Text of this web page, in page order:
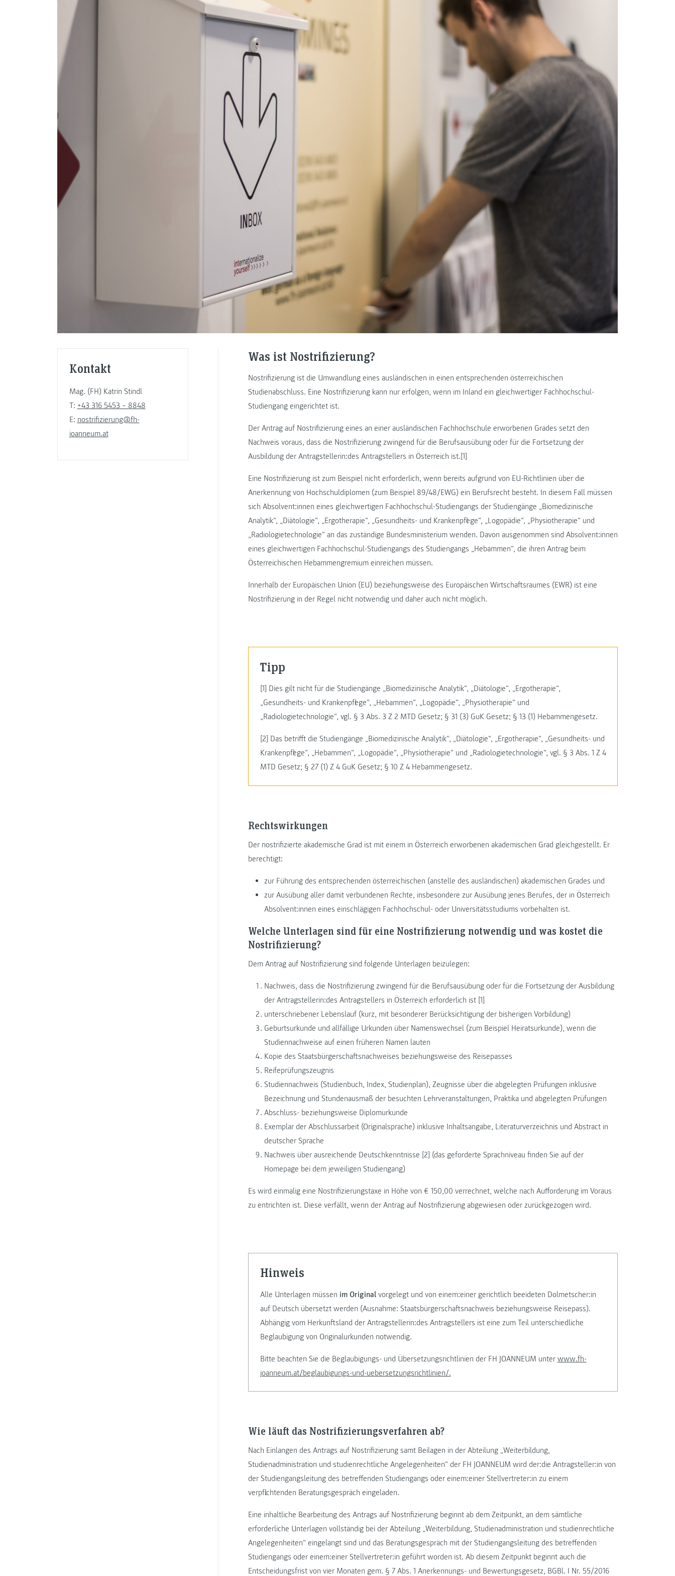
Kontakt
Mag. (FH) Katrin Stindl
T: +43 316 5453 – 8848
E: nostrifizierung@fh-
joanneum.at
Was ist Nostrifizierung?
Nostrifizierung ist die Umwandlung eines ausländischen in einen entsprechenden österreichischen
Studienabschluss. Eine Nostrifizierung kann nur erfolgen, wenn im Inland ein gleichwertiger Fachhochschul-
Studiengang eingerichtet ist.
Der Antrag auf Nostrifizierung eines an einer ausländischen Fachhochschule erworbenen Grades setzt den
Nachweis voraus, dass die Nostrifizierung zwingend für die Berufsausübung oder für die Fortsetzung der
Ausbildung der Antragstellerin:des Antragstellers in Österreich ist.[1]
Eine Nostrifizierung ist zum Beispiel nicht erforderlich, wenn bereits aufgrund von EU-Richtlinien über die
Anerkennung von Hochschuldiplomen (zum Beispiel 89/48/EWG) ein Berufsrecht besteht. In diesem Fall müssen
sich Absolvent:innen eines gleichwertigen Fachhochschul-Studiengangs der Studiengänge „Biomedizinische
Analytik“, „Diätologie“, „Ergotherapie“, „Gesundheits- und Krankenpflege“, „Logopädie“, „Physiotherapie“ und
„Radiologietechnologie“ an das zuständige Bundesministerium wenden. Davon ausgenommen sind Absolvent:innen
eines gleichwertigen Fachhochschul-Studiengangs des Studiengangs „Hebammen“, die ihren Antrag beim
Österreichischen Hebammengremium einreichen müssen.
Innerhalb der Europäischen Union (EU) beziehungsweise des Europäischen Wirtschaftsraumes (EWR) ist eine
Nostrifizierung in der Regel nicht notwendig und daher auch nicht möglich.
Tipp
[1] Dies gilt nicht für die Studiengänge „Biomedizinische Analytik“, „Diätologie“, „Ergotherapie“,
„Gesundheits- und Krankenpflege“, „Hebammen“, „Logopädie“, „Physiotherapie“ und
„Radiologietechnologie“, vgl. § 3 Abs. 3 Z 2 MTD Gesetz; § 31 (3) GuK Gesetz; § 13 (1) Hebammengesetz.
[2] Das betrifft die Studiengänge „Biomedizinische Analytik“, „Diätologie“, „Ergotherapie“, „Gesundheits- und
Krankenpflege“, „Hebammen“, „Logopädie“, „Physiotherapie“ und „Radiologietechnologie“, vgl. § 3 Abs. 1 Z 4
MTD Gesetz; § 27 (1) Z 4 GuK Gesetz; § 10 Z 4 Hebammengesetz.
Rechtswirkungen
Der nostrifizierte akademische Grad ist mit einem in Österreich erworbenen akademischen Grad gleichgestellt. Er
berechtigt:
zur Führung des entsprechenden österreichischen (anstelle des ausländischen) akademischen Grades und
zur Ausübung aller damit verbundenen Rechte, insbesondere zur Ausübung jenes Berufes, der in Österreich
Absolvent:innen eines einschlägigen Fachhochschul- oder Universitätsstudiums vorbehalten ist.
Welche Unterlagen sind für eine Nostrifizierung notwendig und was kostet die
Nostrifizierung?
Dem Antrag auf Nostrifizierung sind folgende Unterlagen beizulegen:
Nachweis, dass die Nostrifizierung zwingend für die Berufsausübung oder für die Fortsetzung der Ausbildung
der Antragstellerin:des Antragstellers in Österreich erforderlich ist [1]
unterschriebener Lebenslauf (kurz, mit besonderer Berücksichtigung der bisherigen Vorbildung)
Geburtsurkunde und allfällige Urkunden über Namenswechsel (zum Beispiel Heiratsurkunde), wenn die
Studiennachweise auf einen früheren Namen lauten
Kopie des Staatsbürgerschaftsnachweises beziehungsweise des Reisepasses
Reifeprüfungszeugnis
Studiennachweis (Studienbuch, Index, Studienplan), Zeugnisse über die abgelegten Prüfungen inklusive
Bezeichnung und Stundenausmaß der besuchten Lehrveranstaltungen, Praktika und abgelegten Prüfungen
Abschluss- beziehungsweise Diplomurkunde
Exemplar der Abschlussarbeit (Originalsprache) inklusive Inhaltsangabe, Literaturverzeichnis und Abstract in
deutscher Sprache
Nachweis über ausreichende Deutschkenntnisse [2] (das geforderte Sprachniveau finden Sie auf der
Homepage bei dem jeweiligen Studiengang)
Es wird einmalig eine Nostrifizierungstaxe in Höhe von € 150,00 verrechnet, welche nach Aufforderung im Voraus
zu entrichten ist. Diese verfällt, wenn der Antrag auf Nostrifizierung abgewiesen oder zurückgezogen wird.
Hinweis
Alle Unterlagen müssen im Originalvorgelegt und von einem:einer gerichtlich beeideten Dolmetscher:in
auf Deutsch übersetzt werden (Ausnahme: Staatsbürgerschaftsnachweis beziehungsweise Reisepass).
Abhängig vom Herkunftsland der Antragstellerin:des Antragstellers ist eine zum Teil unterschiedliche
Beglaubigung von Originalurkunden notwendig.
Bitte beachten Sie die Beglaubigungs- und Übersetzungsrichtlinien der FH JOANNEUM unter www.fh-
joanneum.at/beglaubigungs-und-uebersetzungsrichtlinien/.
Wie läuft das Nostrifizierungsverfahren ab?
Nach Einlangen des Antrags auf Nostrifizierung samt Beilagen in der Abteilung „Weiterbildung,
Studienadministration und studienrechtliche Angelegenheiten“ der FH JOANNEUM wird der:die Antragsteller:in von
der Studiengangsleitung des betreffenden Studiengangs oder einem:einer Stellvertreter:in zu einem
verpflichtenden Beratungsgespräch eingeladen.
Eine inhaltliche Bearbeitung des Antrags auf Nostrifizierung beginnt ab dem Zeitpunkt, an dem sämtliche
erforderliche Unterlagen vollständig bei der Abteilung „Weiterbildung, Studienadministration und studienrechtliche
Angelegenheiten“ eingelangt sind und das Beratungsgespräch mit der Studiengangsleitung des betreffenden
Studiengangs oder einem:einer Stellvertreter:in geführt worden ist. Ab diesem Zeitpunkt beginnt auch die
Entscheidungsfrist von vier Monaten gem. § 7 Abs. 1 Anerkennungs- und Bewertungsgesetz, BGBl. I Nr. 55/2016